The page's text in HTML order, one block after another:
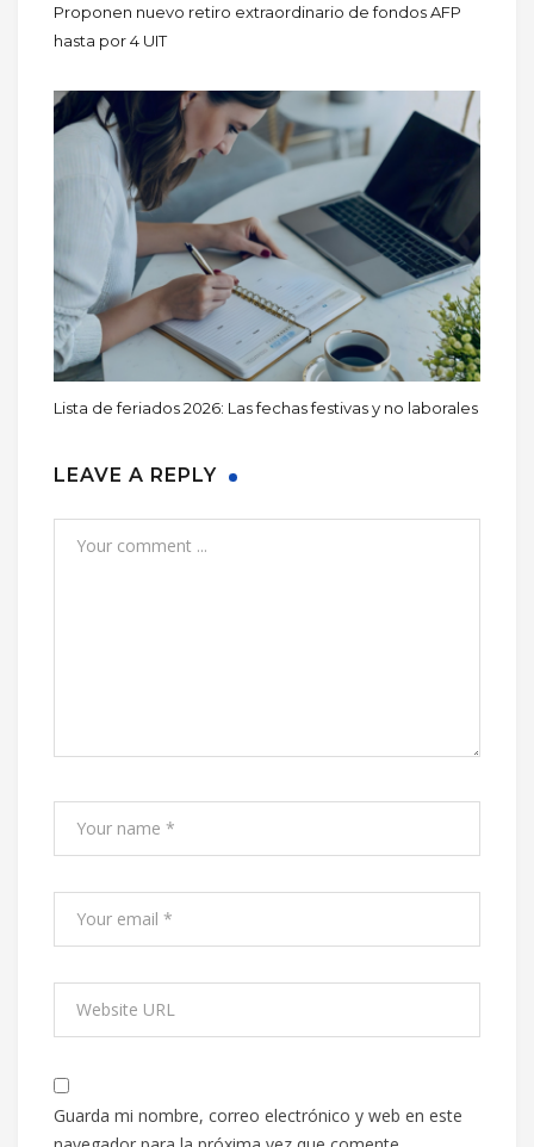
Proponen nuevo retiro extraordinario de fondos AFP
hasta por 4 UIT
Lista de feriados 2026: Las fechas festivas y no laborales
LEAVE A REPLY
Guarda mi nombre, correo electrónico y web en este